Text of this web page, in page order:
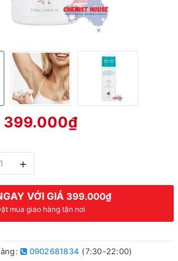
399.000₫
+
VỚI GIÁ 399.000₫
mua giao hàng tận nơi
0902681834 (7:30-22:00)